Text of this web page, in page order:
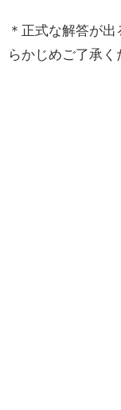
＊正式な解答が
らかじめご了承く